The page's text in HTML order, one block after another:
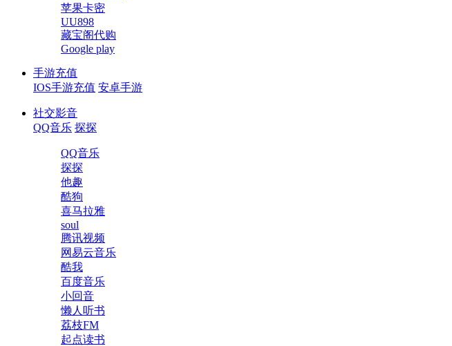
苹果卡密
UU898
藏宝阁代购
Google play
手游充值
IOS手游充值 安卓手游
社交影音
QQ音乐 探探
QQ音乐
探探
他趣
酷狗
喜马拉雅
soul
腾讯视频
网易云音乐
酷我
百度音乐
小回音
懒人听书
荔枝FM
起点读书